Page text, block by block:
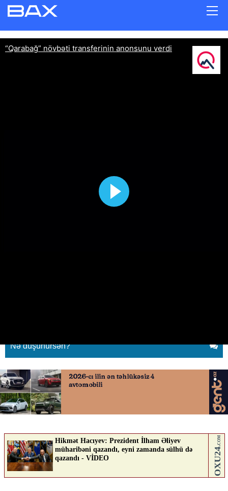
Nə düşünürsən?